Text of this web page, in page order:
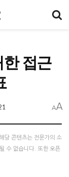
한 접근
AA
당 콘텐츠는 전문가의 소
수 없습니다. 또한 오픈